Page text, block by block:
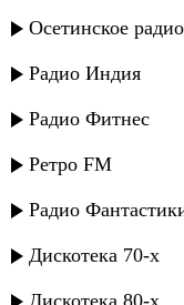
Осетинское радио
Радио Индия
Радио Фитнес
Ретро FM
Радио
Дискотека 70-х
Дискотека 80-х
Санижат
Санижат
Санижат
Санижат